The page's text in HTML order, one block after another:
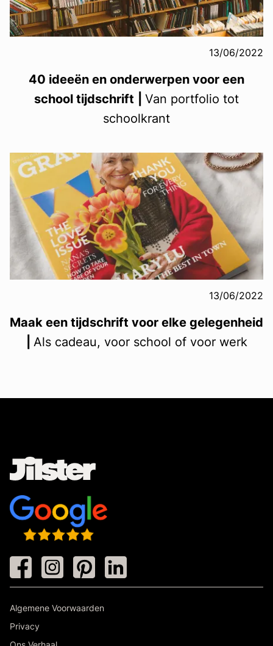
13/06/2022
40 ideeën en onderwerpen voor een
school tijdschrift
Van portfolio tot
schoolkrant
13/06/2022
Maak een tijdschrift voor elke gelegenheid
Als cadeau, voor school of voor werk
Algemene Voorwaarden
Privacy